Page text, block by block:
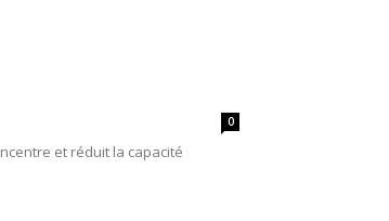
0
et réduit la capacité